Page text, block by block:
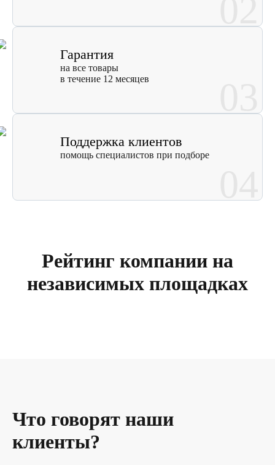
Гарантия
на все товары
в течение 12 месяцев
Поддержка клиентов
помощь специалистов при подборе
Рейтинг компании на
независимых площадках
Что говорят наши
клиенты?